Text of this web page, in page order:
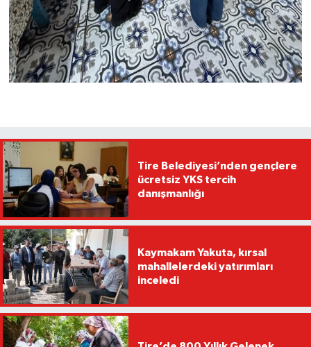
Tire Belediyesi’nden gençlere
ücretsiz YKS tercih
danışmanlığı
Kaymakam Yakuta, kırsal
mahallelerdeki yatırımları
inceledi